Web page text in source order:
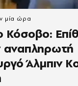
Κόσοβο:
αναπληρωτή
Άλμπιν
μία ώρα